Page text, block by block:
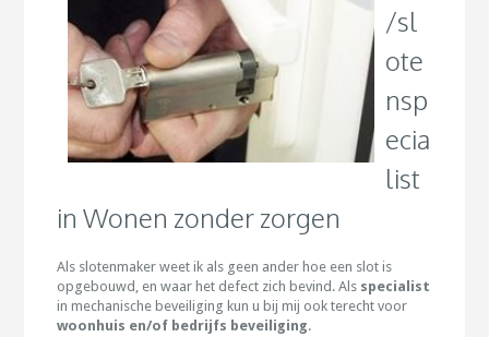
/sl
ote
nsp
ecia
list
in Wonen zonder zorgen
Als slotenmaker weet ik als geen ander hoe een slot is
opgebouwd, en waar het defect zich bevind. Als specialist
in mechanische beveiliging kun u bij mij ook terecht voor
woonhuis en/of bedrijfs beveiliging.